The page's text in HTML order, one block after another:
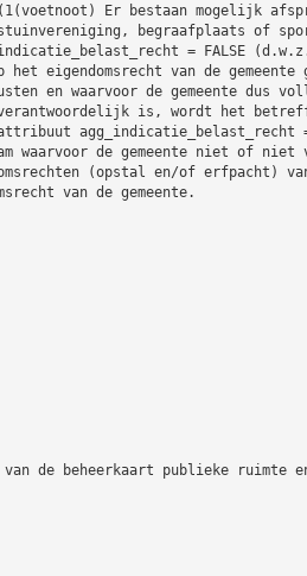
Er bestaan mogelijk
begraafplaats of
= FALSE
eigendomsrecht van de gemeente
en waarvoor de gemeente dus
is, wordt het
agg_indicatie_belast_recht =
waarvoor de gemeente niet of niet
(opstal en/of erfpacht)
van de gemeente.
de beheerkaart publieke ruimte